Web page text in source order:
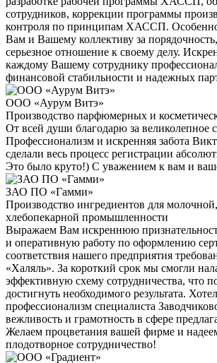
сотрудников, коррекции программы
контроля по принципам ХАССП.
Вам и Вашему коллективу за
серьезное отношение к своему делу.
каждому Вашему сотруднику
финансовой стабильности и надежных
ООО «Аурум Витэ»
Производство парфюмерных и
От всей души благодарю за великолепное
Профессионализм и искренняя забота
сделали весь процесс регистрации
Это было круто!) С уважением к вам и
ЗАО ПО «Гамми»
Производство ингредиентов для
хлебопекарной промышленности
Выражаем Вам искреннюю
и оперативную работу по оформлению
соответствия нашего предприятия
«Халяль». За короткий срок мы смогли
эффективную схему сотрудничества, что
достигнуть необходимого результата.
профессионализм специалиста
вежливость и грамотность в сфере
Желаем процветания вашей фирме и
плодотворное сотрудничество!